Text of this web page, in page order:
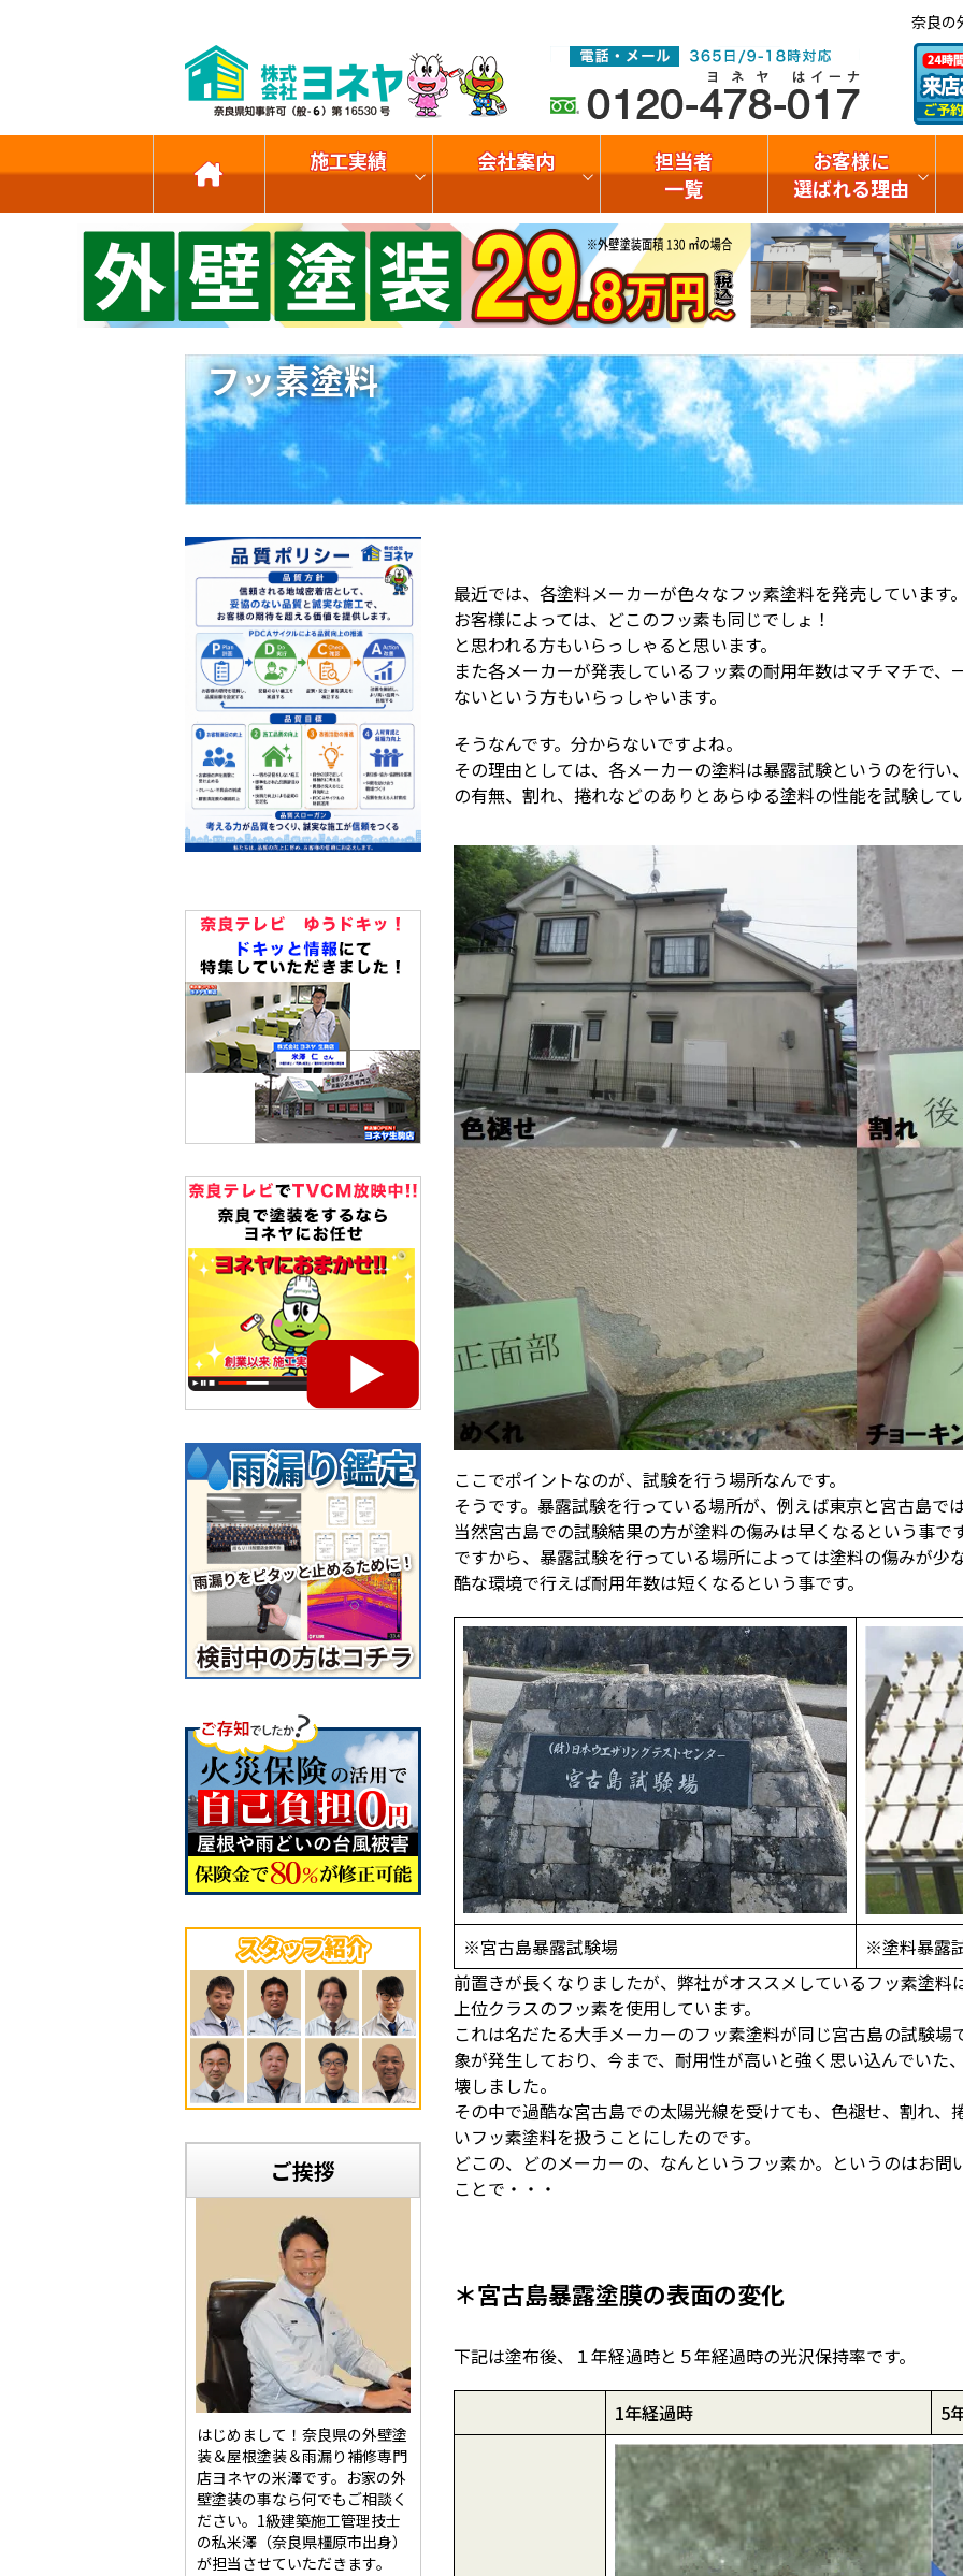
奈良の
施工実績 会社案内
担当者
一覧
お客様に
選ばれる理由
フッ素塗料
ご挨拶
はじめまして！奈良県の外壁塗
装＆屋根塗装＆雨漏り補修専門
店ヨネヤの米澤です。お家の外
壁塗装の事なら何でもご相談く
ださい。1級建築施工管理技士
の私米澤（奈良県橿原市出身）
が担当させていただきます。
最近では、各塗料メーカーが色々なフッ素塗料を発売しています
お客様によっては、どこのフッ素も同じでしょ！
と思われる方もいらっしゃると思います。
また各メーカーが発表しているフッ素の耐用年数はマチマチで
ないという方もいらっしゃいます。
そうなんです。分からないですよね。
その理由としては、各メーカーの塗料は暴露試験というのを行
の有無、割れ、捲れなどのありとあらゆる塗料の性能を試験して
ここでポイントなのが、試験を行う場所なんです。
そうです。暴露試験を行っている場所が、例えば東京と宮古島で
当然宮古島での試験結果の方が塗料の傷みは早くなるという事で
ですから、暴露試験を行っている場所によっては塗料の傷みが少
酷な環境で行えば耐用年数は短くなるという事です。
※宮古島暴露試験場
※塗料暴露
前置きが長くなりましたが、弊社がオススメしているフッ素塗料
上位クラスのフッ素を使用しています。
これは名だたる大手メーカーのフッ素塗料が同じ宮古島の試験
象が発生しており、今まで、耐用性が高いと強く思い込んでいた
壊しました。
その中で過酷な宮古島での太陽光線を受けても、色褪せ、割れ
いフッ素塗料を扱うことにしたのです。
どこの、どのメーカーの、なんというフッ素か。というのはお
ことで・・・
＊宮古島暴露塗膜の表面の変化
下記は塗布後、１年経過時と５年経過時の光沢保持率です。
1年経過時 5